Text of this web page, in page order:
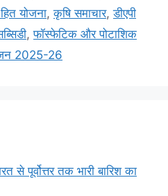
योजना,कृषि समाचार,डीएपी
,फॉस्फेटिक और पोटाशिक
2025-26
से पूर्वोत्तर तक भारी बारिश का